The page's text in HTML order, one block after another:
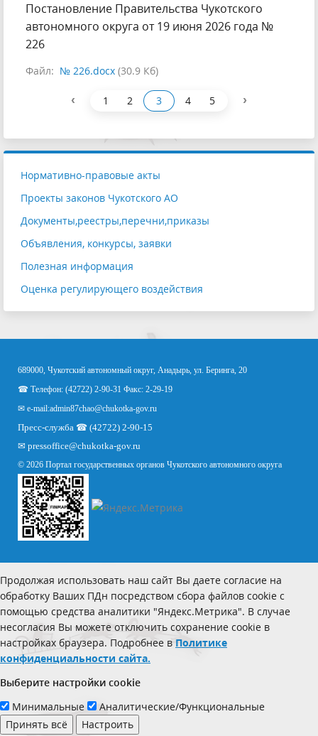
Постановление Правительства Чукотского
автономного округа от 19 июня 2026 года №
226
Файл: № 226.docx (30.9 Кб)
‹ 1 2 3 4 5 ›
Нормативно-правовые акты
Проекты законов Чукотского АО
Документы,реестры,перечни,приказы
Объявления, конкурсы, заявки
Полезная информация
Оценка регулирующего воздействия
689000, Чукотский автономный округ, Анадырь, ул. Беринга, 20
☎ Телефон: (42722) 2-90-31 Факс: 2-29-19
✉ e-mail:admin87chao@chukotka-gov.ru
Пресс-служба ☎ (42722) 2-90-15
✉ pressoffice@chukotka-gov.ru
© 2026 Портал государственных органов Чукотского автономного округа
Продолжая использовать наш сайт Вы даете согласие на
обработку Ваших ПДн посредством сбора файлов cookie с
помощью средства аналитики "Яндекс.Метрика". В случае
несогласия Вы можете отключить сохранение cookie в
настройках браузера. Подробнее в Политике
конфиденциальности сайта.
Выберите настройки cookie
Минимальные
Аналитические/Функциональные
Принять всё
Настроить